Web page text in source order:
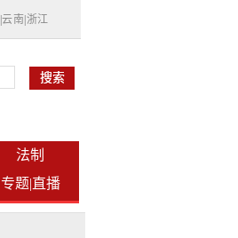
|云南 浙江
法制
专题|直播